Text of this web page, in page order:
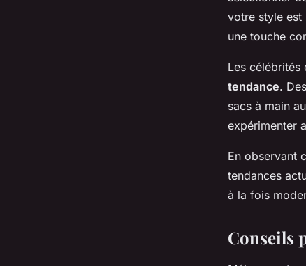
votre style est
une touche
Les célébrités
tendance.
sacs à main
expérimenter
En observant
tendances
à la fois
Conseils